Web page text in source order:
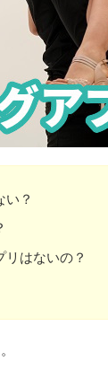
？
はないの？